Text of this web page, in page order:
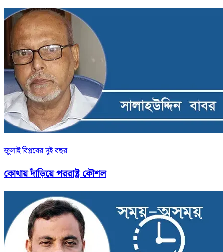
জুলাই বিপ্লবের দুই বছর
কোথায় দাঁড়িয়ে পররাষ্ট্র কৌশল